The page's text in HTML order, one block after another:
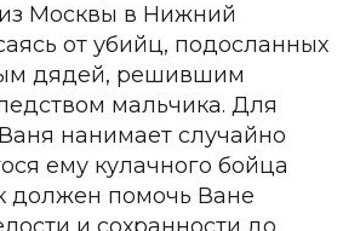
Москвы в Нижний
от убийц, подосланных
дядей, решившим
мальчика. Для
нанимает случайно
ему кулачного бойца
должен помочь Ване